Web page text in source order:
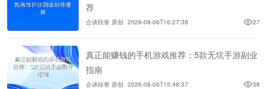
荐
企谈段誉 原创 2026-08-06T16:27:38 27
真正能赚钱的手机游戏推荐：5款无坑手游副业
指南
企谈段誉 原创 2026-08-06T15:48:37 38